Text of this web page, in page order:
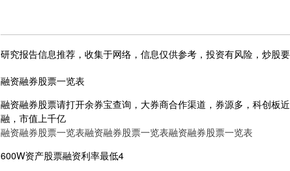
研究报告信息推荐，收集于网络，信息仅供参考，投资有风险，炒股
融资融券股票一览表
融资融券股票请打开余券宝查询，大券商合作渠道，券源多，科创板
融，市值上千亿
融资融券股票一览表融资融券股票一览表融资融券股票一览表
600W资产股票融资利率最低4